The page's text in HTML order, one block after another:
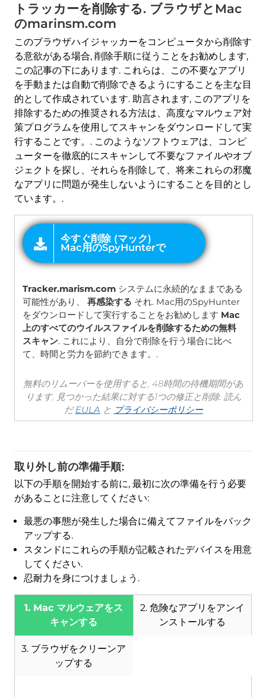
トラッカーを削除する. ブラウザとMac
のmarinsm.com
このブラウザハイジャッカーをコンピュータから削除す
る意欲がある場合, 削除手順に従うことをお勧めします,
この記事の下にあります. これらは、この不要なアプリ
を手動または自動で削除できるようにすることを主な目
的として作成されています. 助言されます, このアプリを
排除するための推奨される方法は、高度なマルウェア対
策プログラムを使用してスキャンをダウンロードして実
行することです。. このようなソフトウェアは、コンピ
ューターを徹底的にスキャンして不要なファイルやオブ
ジェクトを探し、それらを削除して、将来これらの邪魔
なアプリに問題が発生しないようにすることを目的とし
ています。.
Tracker.marism.comシステムに永続的なままである
可能性があり、 再感染する それ. Mac用のSpyHunter
をダウンロードして実行することをお勧めします Mac
上のすべてのウイルスファイルを削除するための無料
スキャン. これにより、自分で削除を行う場合に比べ
て、時間と労力を節約できます。.
無料のリムーバーを使用すると, 48時間の待機期間があ
ります, 見つかった結果に対する1つの修正と削除. 読ん
だEULA と プライバシーポリシー
取り外し前の準備手順:
以下の手順を開始する前に, 最初に次の準備を行う必要
があることに注意してください:
最悪の事態が発生した場合に備えてファイルをバック
アップする.
スタンドにこれらの手順が記載されたデバイスを用意
してください.
忍耐力を身につけましょう.
1. Mac マルウェアをス
キャンする
2. 危険なアプリをアンイ
ンストールする
3. ブラウザをクリーンア
ップする
Mac用のSpyHunter